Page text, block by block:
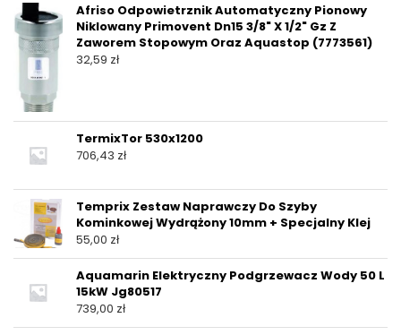
Afriso Odpowietrznik Automatyczny Pionowy
Niklowany Primovent Dn15 3/8" X 1/2" Gz Z
Zaworem Stopowym Oraz Aquastop (7773561)
32,59 zł
TermixTor 530x1200
706,43 zł
Temprix Zestaw Naprawczy Do Szyby
Kominkowej Wydrążony 10mm + Specjalny Klej
55,00 zł
Aquamarin Elektryczny Podgrzewacz Wody 50 L
15kW Jg80517
739,00 zł